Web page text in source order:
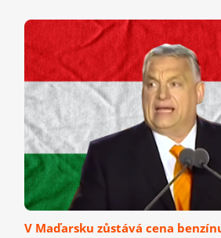
V Maďarsku zůstává cena